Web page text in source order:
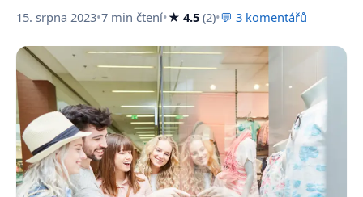
15. srpna 2023•7 min čtení•★ 4.5 (2)•💬 3 komentářů